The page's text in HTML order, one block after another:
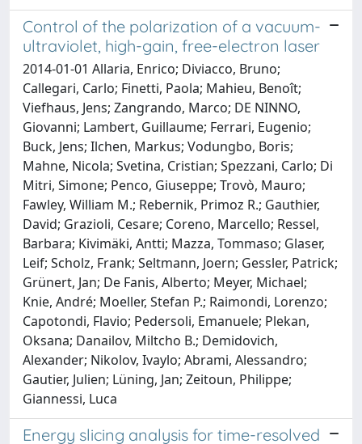
Control of the polarization of a vacuum-
ultraviolet, high-gain, free-electron laser
2014-01-01 Allaria, Enrico; Diviacco, Bruno;
Callegari, Carlo; Finetti, Paola; Mahieu, Benoît;
Viefhaus, Jens; Zangrando, Marco; DE NINNO,
Giovanni; Lambert, Guillaume; Ferrari, Eugenio;
Buck, Jens; Ilchen, Markus; Vodungbo, Boris;
Mahne, Nicola; Svetina, Cristian; Spezzani, Carlo; Di
Mitri, Simone; Penco, Giuseppe; Trovò, Mauro;
Fawley, William M.; Rebernik, Primoz R.; Gauthier,
David; Grazioli, Cesare; Coreno, Marcello; Ressel,
Barbara; Kivimäki, Antti; Mazza, Tommaso; Glaser,
Leif; Scholz, Frank; Seltmann, Joern; Gessler, Patrick;
Grünert, Jan; De Fanis, Alberto; Meyer, Michael;
Knie, André; Moeller, Stefan P.; Raimondi, Lorenzo;
Capotondi, Flavio; Pedersoli, Emanuele; Plekan,
Oksana; Danailov, Miltcho B.; Demidovich,
Alexander; Nikolov, Ivaylo; Abrami, Alessandro;
Gautier, Julien; Lüning, Jan; Zeitoun, Philippe;
Giannessi, Luca
Energy slicing analysis for time-resolved